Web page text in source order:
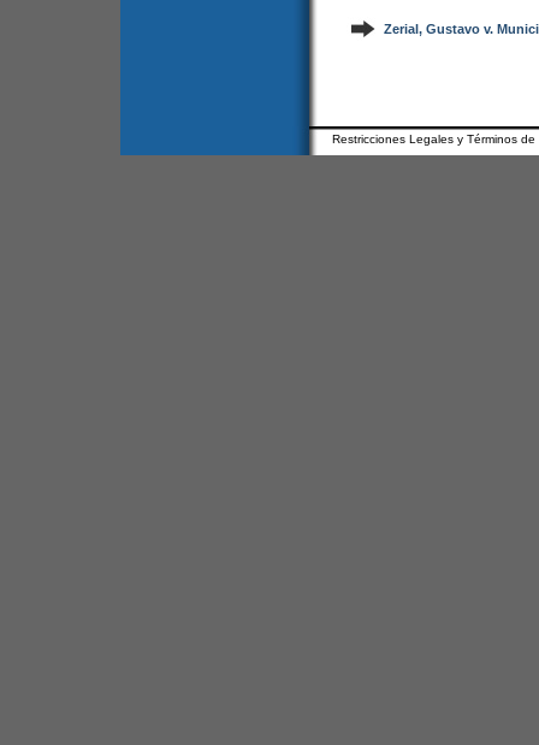
Zerial, Gustavo v.
Restricciones Legales y Términos de